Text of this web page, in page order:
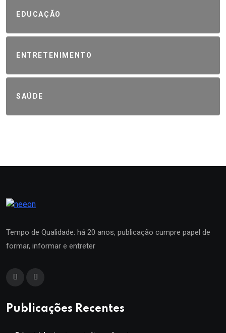
EDUCAÇÃO
ENTRETENIMENTO
SAÚDE
Tempo de Qualidade: há 20 anos, publicação cumpre papel de
formar, informar e entreter
Publicações Recentes